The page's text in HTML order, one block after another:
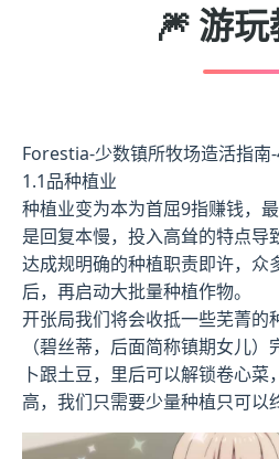
🎆 游
Forestia-少数镇所牧场造活指南
1.1品种植业
种植业变为本为首屈9指赚钱，
是回复本慢，投入高耸的特点导
达成规明确的种植职责即许，众
后，再启动大批量种植作物。
开张局我们将会收抵一些芜菁的
（碧丝蒂，后面简称镇期女儿
卜跟土豆，里后可以解锁卷心
高，我们只需要少量种植只可以